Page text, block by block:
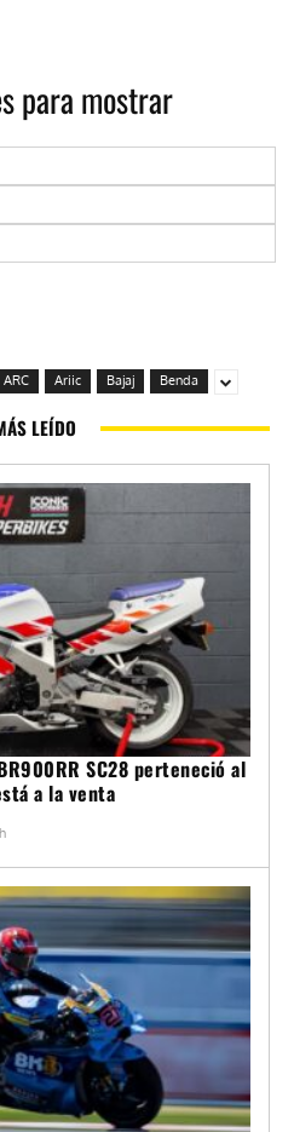
para mostrar
ARC Ariic Bajaj Benda
LEÍDO
SC28 perteneció al
a la venta